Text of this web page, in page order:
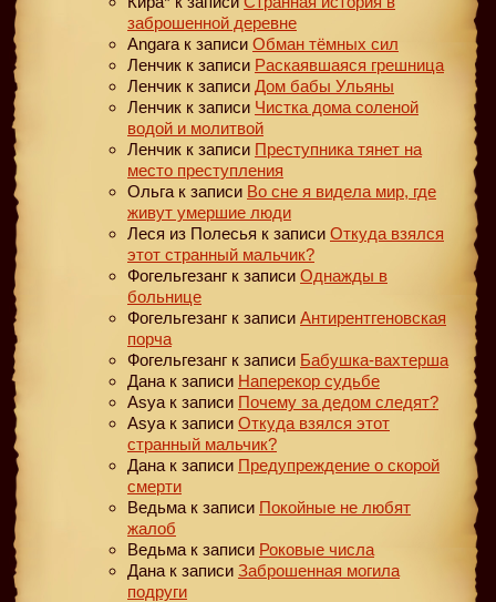
заброшенной деревне
Angara к записи Обман тёмных сил
Ленчик к записи Раскаявшаяся грешница
Ленчик к записи Дом бабы Ульяны
Ленчик к записи Чистка дома соленой
водой и молитвой
Ленчик к записи Преступника тянет на
место преступления
Ольга к записи Во сне я видела мир, где
живут умершие люди
Леся из Полесья к записи Откуда взялся
этот странный мальчик?
Фогельгезанг к записи Однажды в
больнице
Фогельгезанг к записи Антирентгеновская
порча
Фогельгезанг к записи Бабушка-вахтерша
Дана к записи Наперекор судьбе
Asya к записи Почему за дедом следят?
Asya к записи Откуда взялся этот
странный мальчик?
Дана к записи Предупреждение о скорой
смерти
Ведьма к записи Покойные не любят
жалоб
Ведьма к записи Роковые числа
Дана к записи Заброшенная могила
подруги